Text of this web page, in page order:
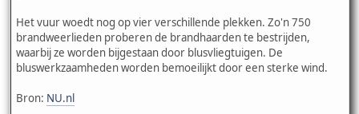
Het vuur woedt nog op vier verschillende plekken. Zo'n 750
brandweerlieden proberen de brandhaarden te bestrijden,
waarbij ze worden bijgestaan door blusvliegtuigen. De
bluswerkzaamheden worden bemoeilijkt door een sterke wind.
Bron: NU.nl